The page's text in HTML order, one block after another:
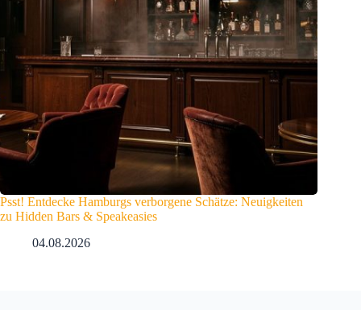
Psst! Entdecke Hamburgs verborgene Schätze: Neuigkeiten
zu Hidden Bars & Speakeasies
04.08.2026